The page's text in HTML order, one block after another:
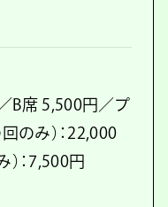
B席 5,500円／プ
のみ）：22,000
：7,500円